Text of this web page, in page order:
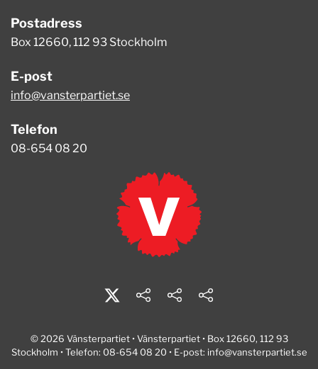
Postadress
Box 12660, 112 93 Stockholm
E-post
info@vansterpartiet.se
Telefon
08-654 08 20
© 2026 Vänsterpartiet • Vänsterpartiet • Box 12660, 112 93
Stockholm • Telefon: 08-654 08 20 • E-post: info@vansterpartiet.se